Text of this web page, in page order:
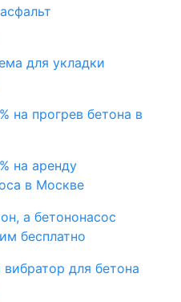
для укладки
на прогрев бетона в
на аренду
в Москве
а бетононасос
бесплатно
для бетона